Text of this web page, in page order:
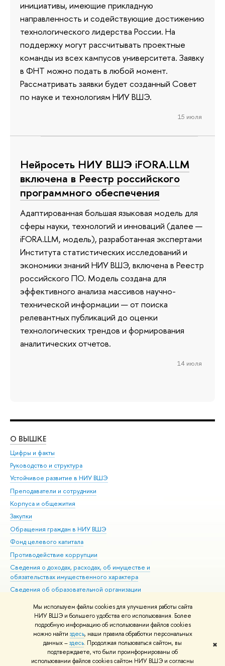
Мы используем файлы cookies для улучшения работы сайта
НИУ ВШЭ и большего удобства его использования. Более
подробную информацию об использовании файлов cookies
можно найти здесь, наши правила обработки персональных
данных –здесь. Продолжая пользоваться сайтом, вы
подтверждаете, что были проинформированы об
использовании файлов cookies сайтом НИУ ВШЭ и согласны
✖
инициативы, имеющие прикладную
направленность и содействующие достижению
технологического лидерства России. На
поддержку могут рассчитывать проектные
команды из всех кампусов университета. Заявку
в ФНТ можно подать в любой момент.
Рассматривать заявки будет созданный Совет
по науке и технологиям НИУ ВШЭ.
15 июля
Нейросеть НИУ ВШЭ iFORA.LLM
включена в Реестр российского
программного обеспечения
Адаптированная большая языковая модель для
сферы науки, технологий и инноваций (далее —
iFORA.LLM, модель), разработанная экспертами
Института статистических исследований и
экономики знаний НИУ ВШЭ, включена в Реестр
российского ПО. Модель создана для
эффективного анализа массивов научно-
технической информации — от поиска
релевантных публикаций до оценки
технологических трендов и формирования
аналитических отчетов.
14 июля
О ВЫШКЕ
Цифры и факты
Руководство и структура
Устойчивое развитие в НИУ ВШЭ
Преподаватели и сотрудники
Корпуса и общежития
Закупки
Обращения граждан в НИУ ВШЭ
Фонд целевого капитала
Противодействие коррупции
Сведения о доходах, расходах, об имуществе и
обязательствах имущественного характера
Сведения об образовательной организации
Людям с ограниченными возможностями здоровья
Единая платежная страница
Работа в Вышке
© НИУ ВШЭ 1993–2026 Адреса и контакты Условия использования